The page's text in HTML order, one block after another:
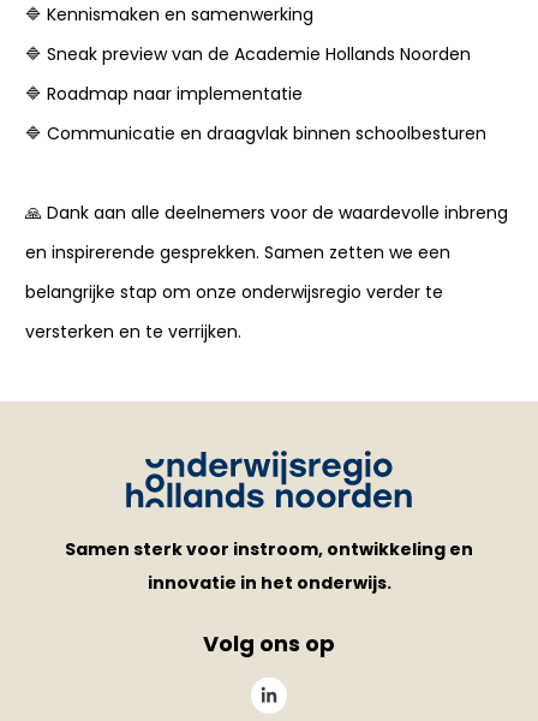
🔷 Kennismaken en samenwerking
🔷 Sneak preview van de Academie Hollands Noorden
🔷 Roadmap naar implementatie
🔷 Communicatie en draagvlak binnen schoolbesturen
🙏 Dank aan alle deelnemers voor de waardevolle inbreng
en inspirerende gesprekken. Samen zetten we een
belangrijke stap om onze onderwijsregio verder te
versterken en te verrijken.
Samen sterk voor instroom, ontwikkeling en
innovatie in het onderwijs.
Volg ons op